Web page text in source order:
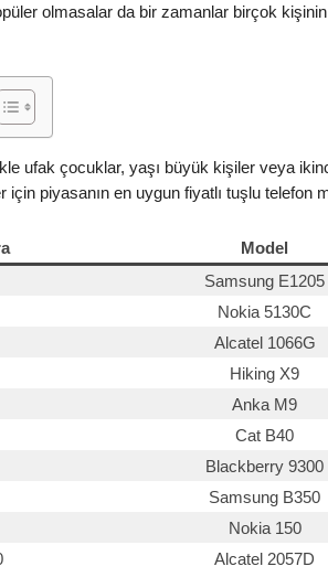
olmasalar da bir zamanlar birçok
ufak çocuklar, yaşı büyük kişiler veya
piyasanın en uygun fiyatlı tuşlu telefon
Model
Samsung E1205
Nokia 5130C
Alcatel 1066G
Hiking X9
Anka M9
Cat B40
Blackberry 9300
Samsung B350
Nokia 150
Alcatel 2057D